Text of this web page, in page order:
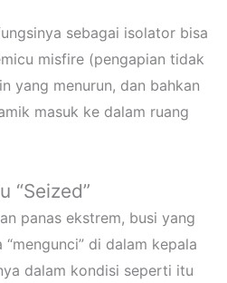
sebagai isolator bisa
misfire (pengapian tidak
yang menurun, dan bahkan
masuk ke dalam ruang
“Seized”
panas ekstrem, busi yang
di dalam kepala
dalam kondisi seperti itu